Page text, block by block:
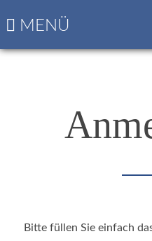
MENÜ
Die
Nennungsbogen
Bitte füllen Sie einfach